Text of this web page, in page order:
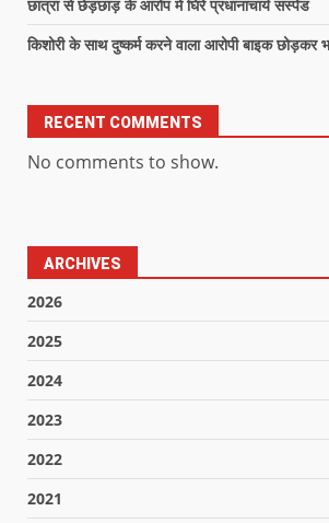
छात्रा से छेड़छाड़ के आरोप में घिरे प्रधानाचार्य सस्पेंड
किशोरी के साथ दुष्कर्म करने वाला आरोपी बाइक छोड़कर
RECENT COMMENTS
No comments to show.
ARCHIVES
2026
2025
2024
2023
2022
2021